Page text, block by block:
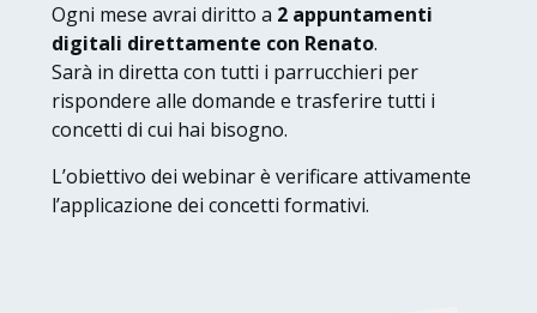
Ogni mese avrai diritto a 2 appuntamenti
digitali direttamente con Renato.
Sarà in diretta con tutti i parrucchieri per
rispondere alle domande e trasferire tutti i
concetti di cui hai bisogno.
L’obiettivo dei webinar è verificare attivamente
l’applicazione dei concetti formativi.